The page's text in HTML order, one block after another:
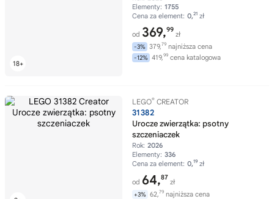
Elementy: 1755
Cena za element: 0,21 zł
od 369,99
zł
-3% 379,79 najniższa cena
-12% 419,99 cena katalogowa
LEGO® CREATOR
31382
Urocze zwierzątka: psotny
szczeniaczek
Rok: 2026
Elementy: 336
Cena za element: 0,19 zł
od 64,87
zł
+3% 62,79 najniższa cena